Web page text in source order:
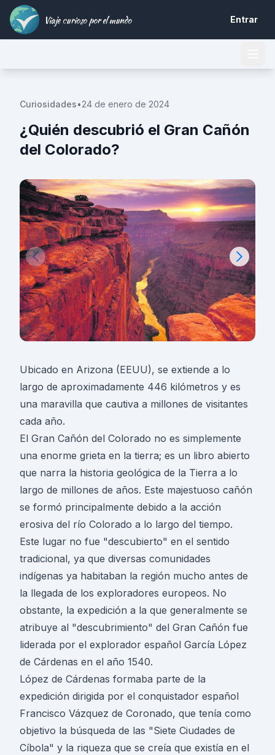
Viaje curioso por el mundo Entrar
Curiosidades•24 de enero de 2024
¿Quién descubrió el Gran Cañón
del Colorado?
Ubicado en Arizona (EEUU), se extiende a lo
largo de aproximadamente 446 kilómetros y es
una maravilla que cautiva a millones de visitantes
cada año.
El Gran Cañón del Colorado no es simplemente
una enorme grieta en la tierra; es un libro abierto
que narra la historia geológica de la Tierra a lo
largo de millones de años. Este majestuoso cañón
se formó principalmente debido a la acción
erosiva del río Colorado a lo largo del tiempo.
Este lugar no fue "descubierto" en el sentido
tradicional, ya que diversas comunidades
indígenas ya habitaban la región mucho antes de
la llegada de los exploradores europeos. No
obstante, la expedición a la que generalmente se
atribuye al "descubrimiento" del Gran Cañón fue
liderada por el explorador español García López
de Cárdenas en el año 1540.
López de Cárdenas formaba parte de la
expedición dirigida por el conquistador español
Francisco Vázquez de Coronado, que tenía como
objetivo la búsqueda de las "Siete Ciudades de
Cíbola" y la riqueza que se creía que existía en el